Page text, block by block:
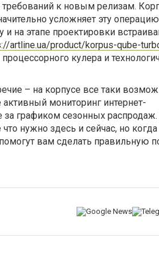
к новым релизам.
усложняет эту
на этапе проектировки
artline.ua/product/korpus-qube-
кулера и
– на корпусе все таки
мониторинг интернет-
за графиком сезонных
нужно здесь и сейчас, но когда
вам сделать правильную